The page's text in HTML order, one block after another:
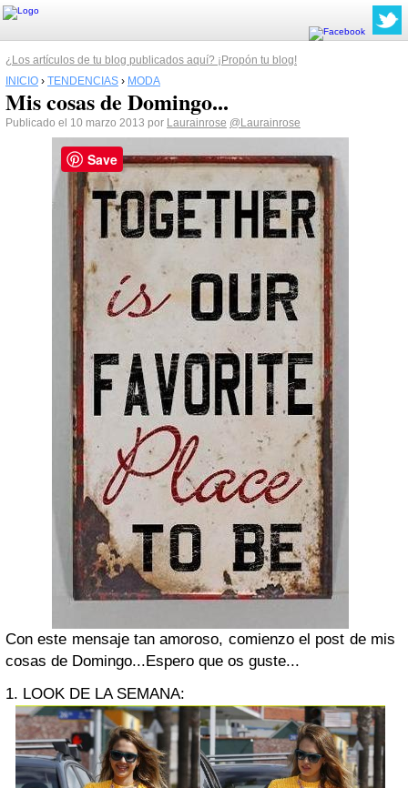
¿Los artículos de tu blog publicados aquí? ¡Propón tu blog!
INICIO › TENDENCIAS › MODA
Mis cosas de Domingo...
Publicado el 10 marzo 2013 por Laurainrose @Laurainrose
Con este mensaje tan amoroso, comienzo el post de mis
cosas de Domingo...Espero que os guste...
1. LOOK DE LA SEMANA:
Save